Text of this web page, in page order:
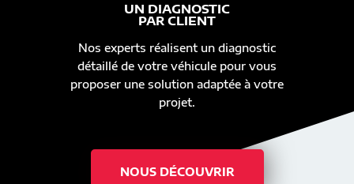
UN DIAGNOSTIC
PAR CLIENT
Nos experts réalisent un diagnostic
détaillé de votre véhicule pour vous
proposer une solution adaptée à votre
projet.
NOUS DÉCOUVRIR